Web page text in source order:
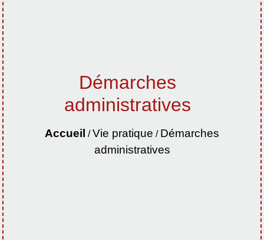
Démarches
administratives
Accueil /Vie pratique / Démarches
administratives